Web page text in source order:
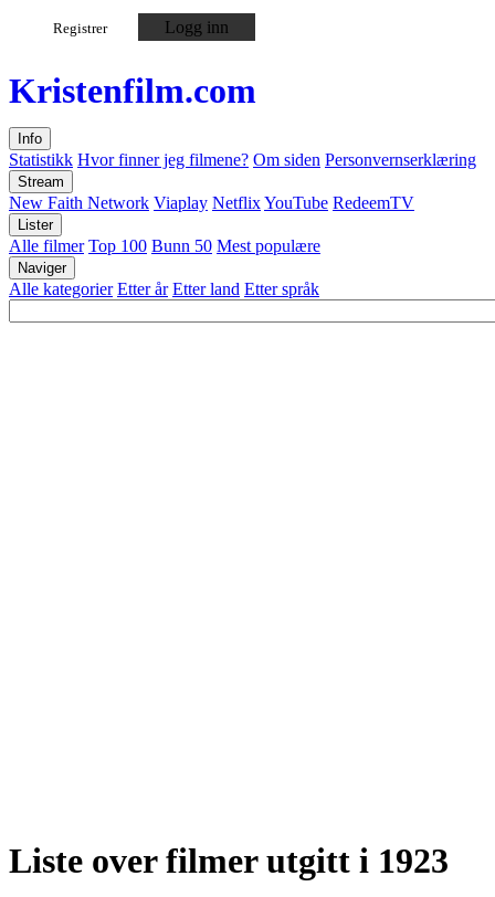
Registrer Logg inn
Kristenfilm.com
Info
Statistikk Hvor finner jeg filmene? Om siden Personvernserklæring
Stream
New Faith Network Viaplay NetflixYouTube RedeemTV
Lister
Alle filmer Top 100 Bunn 50 Mest populære
Naviger
Alle kategorier Etter år Etter land Etter språk
Liste over filmer utgitt i 1923